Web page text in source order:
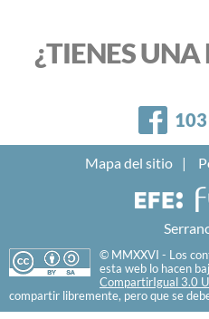
¿TIENES
Mapa del sitio
© MMXXVI - Los
esta web lo hacen
CompartirIgual 3.0
compartir libremente, pero que se